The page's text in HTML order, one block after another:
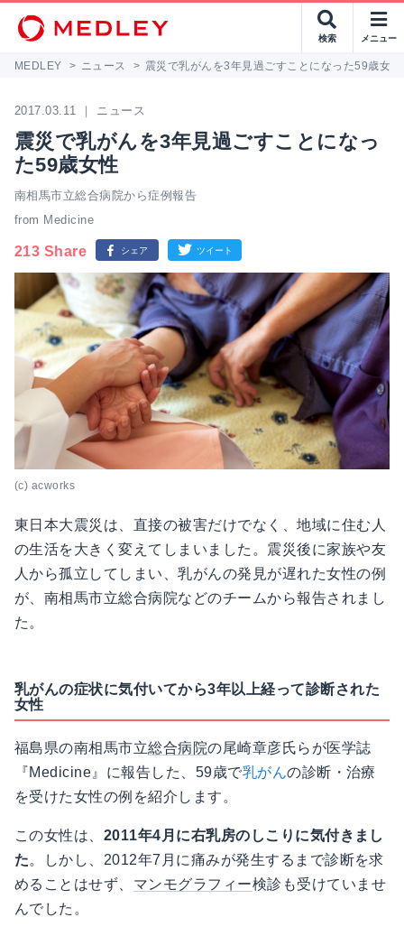
検索 メニュー
MEDLEY > ニュース > 震災で乳がんを3年見過ごすことになった59歳女性
2017.03.11 ｜ ニュース
震災で乳がんを3年見過ごすことになっ
た59歳女性
南相馬市立総合病院から症例報告
from Medicine
213 Share
(c) acworks
東日本大震災は、直接の被害だけでなく、地域に住む人
の生活を大きく変えてしまいました。震災後に家族や友
人から孤立してしまい、乳がんの発見が遅れた女性の例
が、南相馬市立総合病院などのチームから報告されまし
た。
乳がんの症状に気付いてから3年以上経って診断された
女性
福島県の南相馬市立総合病院の尾崎章彦氏らが医学誌
『Medicine』に報告した、59歳で乳がんの診断・治療
を受けた女性の例を紹介します。
この女性は、 2011年4月に右乳房のしこりに気付きまし
た。しかし、2012年7月に痛みが発生するまで診断を求
めることはせず、 マンモグラフィー検診も受けていませ
んでした。